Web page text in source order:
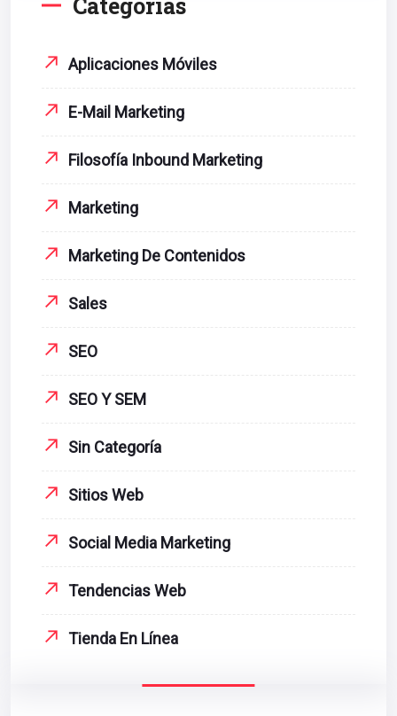
Aplicaciones Móviles
E-Mail Marketing
Filosofía Inbound Marketing
Marketing
Marketing De Contenidos
Sales
SEO
SEO Y SEM
Sin Categoría
Sitios Web
Social Media Marketing
Tendencias Web
Tienda En Línea